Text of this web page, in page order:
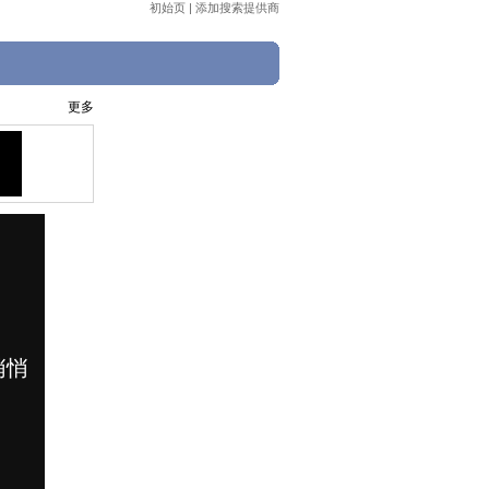
初始页 | 添加搜索提供商
更多